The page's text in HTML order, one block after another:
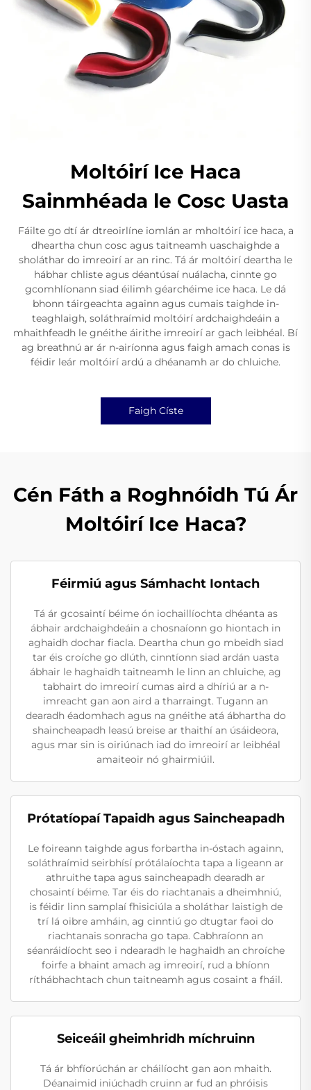
Moltóirí Ice Haca
Sainmhéada le Cosc Uasta
Fáilte go dtí ár dtreoirlíne iomlán ar mholtóirí ice haca, a
dheartha chun cosc agus taitneamh uaschaighde a
sholáthar do imreoirí ar an rinc. Tá ár moltóirí deartha le
hábhar chliste agus déantúsaí nuálacha, cinnte go
gcomhlíonann siad éilimh géarchéime ice haca. Le dá
bhonn táirgeachta againn agus cumais taighde in-
teaghlaigh, soláthraímid moltóirí ardchaighdeáin a
mhaithfeadh le gnéithe áirithe imreoirí ar gach leibhéal. Bí
ag breathnú ar ár n-airíonna agus faigh amach conas is
féidir leár moltóirí ardú a dhéanamh ar do chluiche.
Faigh Císte
Cén Fáth a Roghnóidh Tú Ár
Moltóirí Ice Haca?
Féirmiú agus Sámhacht Iontach
Tá ár gcosaintí béime ón iochaillíochta dhéanta as
ábhair ardchaighdeáin a chosnaíonn go hiontach in
aghaidh dochar fiacla. Deartha chun go mbeidh siad
tar éis croíche go dlúth, cinntíonn siad ardán uasta
ábhair le haghaidh taitneamh le linn an chluiche, ag
tabhairt do imreoirí cumas aird a dhíriú ar a n-
imreacht gan aon aird a tharraingt. Tugann an
dearadh éadomhach agus na gnéithe atá ábhartha do
shaincheapadh leasú breise ar thaithí an úsáideora,
agus mar sin is oiriúnach iad do imreoirí ar leibhéal
amaiteoir nó ghairmiúil.
Prótatíopaí Tapaidh agus Saincheapadh
Le foireann taighde agus forbartha in-óstach againn,
soláthraímid seirbhísí prótálaíochta tapa a ligeann ar
athruithe tapa agus saincheapadh dearadh ar
chosaintí béime. Tar éis do riachtanais a dheimhniú,
is féidir linn samplaí fhisiciúla a sholáthar laistigh de
trí lá oibre amháin, ag cinntiú go dtugtar faoi do
riachtanais sonracha go tapa. Cabhraíonn an
séanráidíocht seo i ndearadh le haghaidh an chroíche
foirfe a bhaint amach ag imreoirí, rud a bhíonn
ríthábhachtach chun taitneamh agus cosaint a fháil.
Seiceáil gheimhridh míchruinn
Tá ár bhfíorúchán ar cháilíocht gan aon mhaith.
Déanaimid iniúchadh cruinn ar fud an phróisis